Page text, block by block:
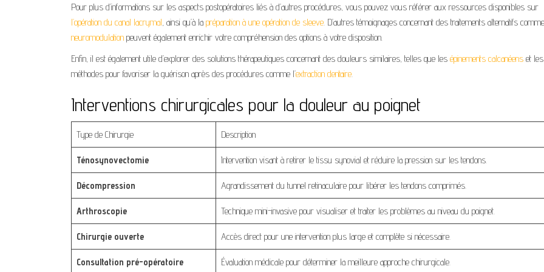
Pour plus d’informations sur les aspects postopératoires liés à d’autres procédures, vous pouvez vous référer aux ressources disponibles sur
l’opération du canal lacrymal , ainsi qu’à la préparation à une opération de sleeve . D’autres témoignages concernant des traitements alternatifs
neuromodulation peuvent également enrichir votre compréhension des options à votre disposition.
Enfin, il est également utile d’explorer des solutions thérapeutiques concernant des douleurs similaires, telles que les épinements calcanéens et les
méthodes pour favoriser la guérison après des procédures comme l’extraction dentaire
Interventions chirurgicales pour la douleur au poignet
Type de Chirurgie Description
Ténosynovectomie Intervention visant à retirer le tissu synovial et réduire la pression sur les tendons.
Décompression Agrandissement du tunnel retinaculaire pour libérer les tendons comprimés.
Arthroscopie Technique mini-invasive pour visualiser et traiter les problèmes au niveau du poignet.
Chirurgie ouverte Accès direct pour une intervention plus large et complète si nécessaire.
Consultation pré-opératoire Évaluation médicale pour déterminer la meilleure approche chirurgicale.